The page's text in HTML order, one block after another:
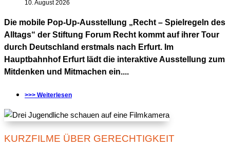
10. August 2026
Die mobile Pop-Up-Ausstellung „Recht – Spielregeln des
Alltags“ der Stiftung Forum Recht kommt auf ihrer Tour
durch Deutschland erstmals nach Erfurt. Im
Hauptbahnhof Erfurt lädt die interaktive Ausstellung zum
Mitdenken und Mitmachen ein....
>>> Weiterlesen
KURZFILME ÜBER GERECHTIGKEIT